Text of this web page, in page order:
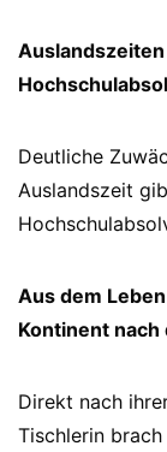
Deutliche
Auslandszeit
Aus dem
Kontinent
Direkt nach
Tischlerin